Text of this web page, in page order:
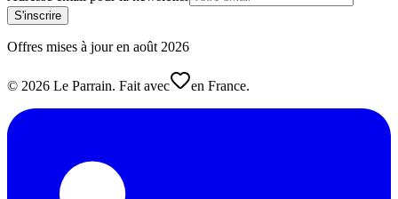
S'inscrire
Offres mises à jour en août 2026
© 2026 Le Parrain. Fait avec en France.